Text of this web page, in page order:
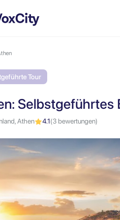
Tour
Selbstgeführtes
Athen 4.1(3 bewertungen)